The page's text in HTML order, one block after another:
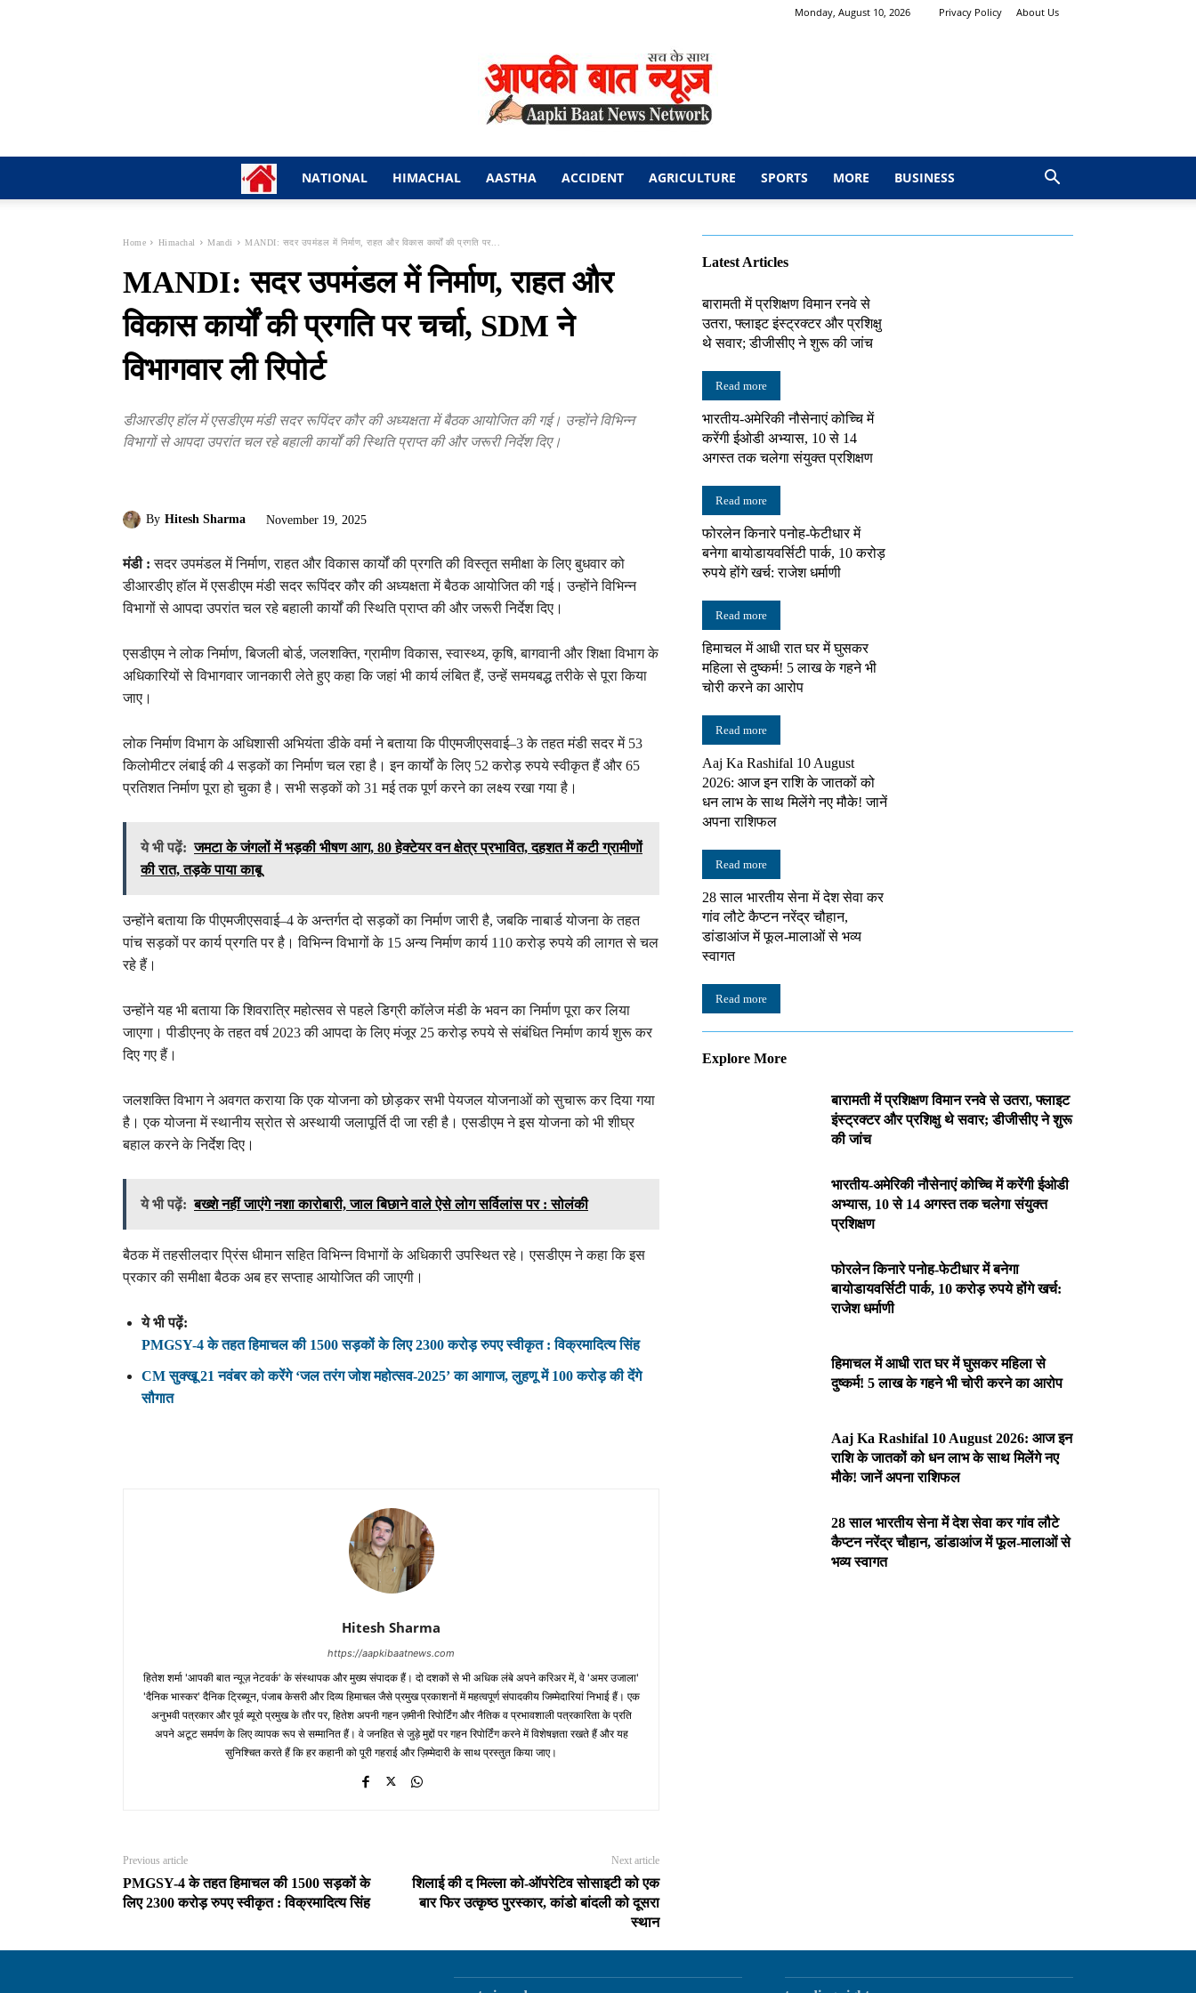
Monday, August 10, 2026 Privacy Policy About Us
नेटवर्क
NATIONAL HIMACHAL AASTHA ACCIDENT AGRICULTURE SPORTS MORE BUSINESS
Home Himachal Mandi MANDI: सदर उपमंडल में निर्माण, राहत और विकास कार्यों की प्रगति पर...
MANDI: सदर उपमंडल में निर्माण, राहत और
विकास कार्यों की प्रगति पर चर्चा, SDM ने
विभागवार ली रिपोर्ट
डीआरडीए हॉल में एसडीएम मंडी सदर रूपिंदर कौर की अध्यक्षता में बैठक आयोजित की गई। उन्होंने विभिन्न
विभागों से आपदा उपरांत चल रहे बहाली कार्यों की स्थिति प्राप्त की और जरूरी निर्देश दिए।
By Hitesh Sharma November 19, 2025
मंडी : सदर उपमंडल में निर्माण, राहत और विकास कार्यों की प्रगति की विस्तृत समीक्षा के लिए बुधवार को
डीआरडीए हॉल में एसडीएम मंडी सदर रूपिंदर कौर की अध्यक्षता में बैठक आयोजित की गई। उन्होंने विभिन्न
विभागों से आपदा उपरांत चल रहे बहाली कार्यों की स्थिति प्राप्त की और जरूरी निर्देश दिए।
एसडीएम ने लोक निर्माण, बिजली बोर्ड, जलशक्ति, ग्रामीण विकास, स्वास्थ्य, कृषि, बागवानी और शिक्षा विभाग के
अधिकारियों से विभागवार जानकारी लेते हुए कहा कि जहां भी कार्य लंबित हैं, उन्हें समयबद्ध तरीके से पूरा किया
जाए।
लोक निर्माण विभाग के अधिशासी अभियंता डीके वर्मा ने बताया कि पीएमजीएसवाई–3 के तहत मंडी सदर में 53
किलोमीटर लंबाई की 4 सड़कों का निर्माण चल रहा है। इन कार्यों के लिए 52 करोड़ रुपये स्वीकृत हैं और 65
प्रतिशत निर्माण पूरा हो चुका है। सभी सड़कों को 31 मई तक पूर्ण करने का लक्ष्य रखा गया है।
ये भी पढ़ें: जमटा के जंगलों में भड़की भीषण आग, 80 हेक्टेयर वन क्षेत्र प्रभावित, दहशत में कटी ग्रामीणों
की रात, तड़के पाया काबू
उन्होंने बताया कि पीएमजीएसवाई–4 के अन्तर्गत दो सड़कों का निर्माण जारी है, जबकि नाबार्ड योजना के तहत
पांच सड़कों पर कार्य प्रगति पर है। विभिन्न विभागों के 15 अन्य निर्माण कार्य 110 करोड़ रुपये की लागत से चल
रहे हैं।
उन्होंने यह भी बताया कि शिवरात्रि महोत्सव से पहले डिग्री कॉलेज मंडी के भवन का निर्माण पूरा कर लिया
जाएगा। पीडीएनए के तहत वर्ष 2023 की आपदा के लिए मंजूर 25 करोड़ रुपये से संबंधित निर्माण कार्य शुरू कर
दिए गए हैं।
जलशक्ति विभाग ने अवगत कराया कि एक योजना को छोड़कर सभी पेयजल योजनाओं को सुचारू कर दिया गया
है। एक योजना में स्थानीय स्रोत से अस्थायी जलापूर्ति दी जा रही है। एसडीएम ने इस योजना को भी शीघ्र
बहाल करने के निर्देश दिए।
ये भी पढ़ें: बख्शे नहीं जाएंगे नशा कारोबारी, जाल बिछाने वाले ऐसे लोग सर्विलांस पर : सोलंकी
बैठक में तहसीलदार प्रिंस धीमान सहित विभिन्न विभागों के अधिकारी उपस्थित रहे। एसडीएम ने कहा कि इस
प्रकार की समीक्षा बैठक अब हर सप्ताह आयोजित की जाएगी।
ये भी पढ़ें:
PMGSY-4 के तहत हिमाचल की 1500 सड़कों के लिए 2300 करोड़ रुपए स्वीकृत : विक्रमादित्य सिंह
CM सुक्खू 21 नवंबर को करेंगे ‘जल तरंग जोश महोत्सव-2025’ का आगाज, लुहणू में 100 करोड़ की देंगे
सौगात
Hitesh Sharma
https://aapkibaatnews.com
हितेश शर्मा 'आपकी बात न्यूज़ नेटवर्क' के संस्थापक और मुख्य संपादक हैं। दो दशकों से भी अधिक लंबे अपने करिअर में, वे 'अमर उजाला'
'दैनिक भास्कर' दैनिक ट्रिब्यून, पंजाब केसरी और दिव्य हिमाचल जैसे प्रमुख प्रकाशनों में महत्वपूर्ण संपादकीय जिम्मेदारियां निभाई हैं। एक
अनुभवी पत्रकार और पूर्व ब्यूरो प्रमुख के तौर पर, हितेश अपनी गहन ज़मीनी रिपोर्टिंग और नैतिक व प्रभावशाली पत्रकारिता के प्रति
अपने अटूट समर्पण के लिए व्यापक रूप से सम्मानित हैं। वे जनहित से जुड़े मुद्दों पर गहन रिपोर्टिंग करने में विशेषज्ञता रखते हैं और यह
सुनिश्चित करते हैं कि हर कहानी को पूरी गहराई और ज़िम्मेदारी के साथ प्रस्तुत किया जाए।
Previous article
PMGSY-4 के तहत हिमाचल की 1500 सड़कों के
लिए 2300 करोड़ रुपए स्वीकृत : विक्रमादित्य सिंह
Next article
शिलाई की द मिल्ला को-ऑपरेटिव सोसाइटी को एक
बार फिर उत्कृष्ठ पुरस्कार, कांडो बांदली को दूसरा
स्थान
Latest Articles
बारामती में प्रशिक्षण विमान रनवे से
उतरा, फ्लाइट इंस्ट्रक्टर और प्रशिक्षु
थे सवार; डीजीसीए ने शुरू की जांच
Read more
भारतीय-अमेरिकी नौसेनाएं कोच्चि में
करेंगी ईओडी अभ्यास, 10 से 14
अगस्त तक चलेगा संयुक्त प्रशिक्षण
Read more
फोरलेन किनारे पनोह-फेटीधार में
बनेगा बायोडायवर्सिटी पार्क, 10 करोड़
रुपये होंगे खर्च: राजेश धर्माणी
Read more
हिमाचल में आधी रात घर में घुसकर
महिला से दुष्कर्म! 5 लाख के गहने भी
चोरी करने का आरोप
Read more
Aaj Ka Rashifal 10 August
2026: आज इन राशि के जातकों को
धन लाभ के साथ मिलेंगे नए मौके! जानें
अपना राशिफल
Read more
28 साल भारतीय सेना में देश सेवा कर
गांव लौटे कैप्टन नरेंद्र चौहान,
डांडाआंज में फूल-मालाओं से भव्य
स्वागत
Read more
Explore More
बारामती में प्रशिक्षण विमान रनवे से उतरा, फ्लाइट
इंस्ट्रक्टर और प्रशिक्षु थे सवार; डीजीसीए ने शुरू
की जांच
भारतीय-अमेरिकी नौसेनाएं कोच्चि में करेंगी ईओडी
अभ्यास, 10 से 14 अगस्त तक चलेगा संयुक्त
प्रशिक्षण
फोरलेन किनारे पनोह-फेटीधार में बनेगा
बायोडायवर्सिटी पार्क, 10 करोड़ रुपये होंगे खर्च:
राजेश धर्माणी
हिमाचल में आधी रात घर में घुसकर महिला से
दुष्कर्म! 5 लाख के गहने भी चोरी करने का आरोप
Aaj Ka Rashifal 10 August 2026: आज इन
राशि के जातकों को धन लाभ के साथ मिलेंगे नए
मौके! जानें अपना राशिफल
28 साल भारतीय सेना में देश सेवा कर गांव लौटे
कैप्टन नरेंद्र चौहान, डांडाआंज में फूल-मालाओं से
भव्य स्वागत